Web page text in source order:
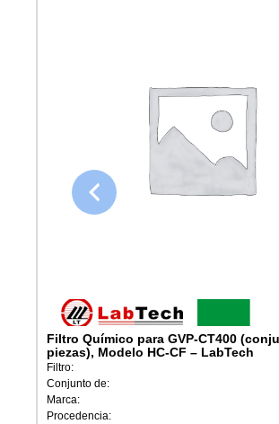
Filtro Químico para GVP-CT400
piezas), Modelo HC-CF – LabTech
Filtro:
Conjunto de:
Marca:
Procedencia: